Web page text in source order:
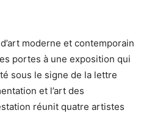
moderne et contemporain
portes à une exposition qui
sous le signe de la lettre
et l’art des
réunit quatre artistes